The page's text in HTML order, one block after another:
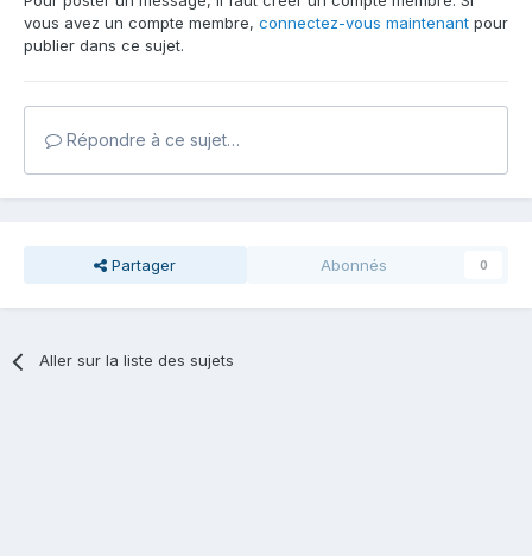
vous avez un compte membre, connectez-vous maintenant pour
publier dans ce sujet.
Répondre à ce sujet…
Partager Abonnés 0
Aller sur la liste des sujets